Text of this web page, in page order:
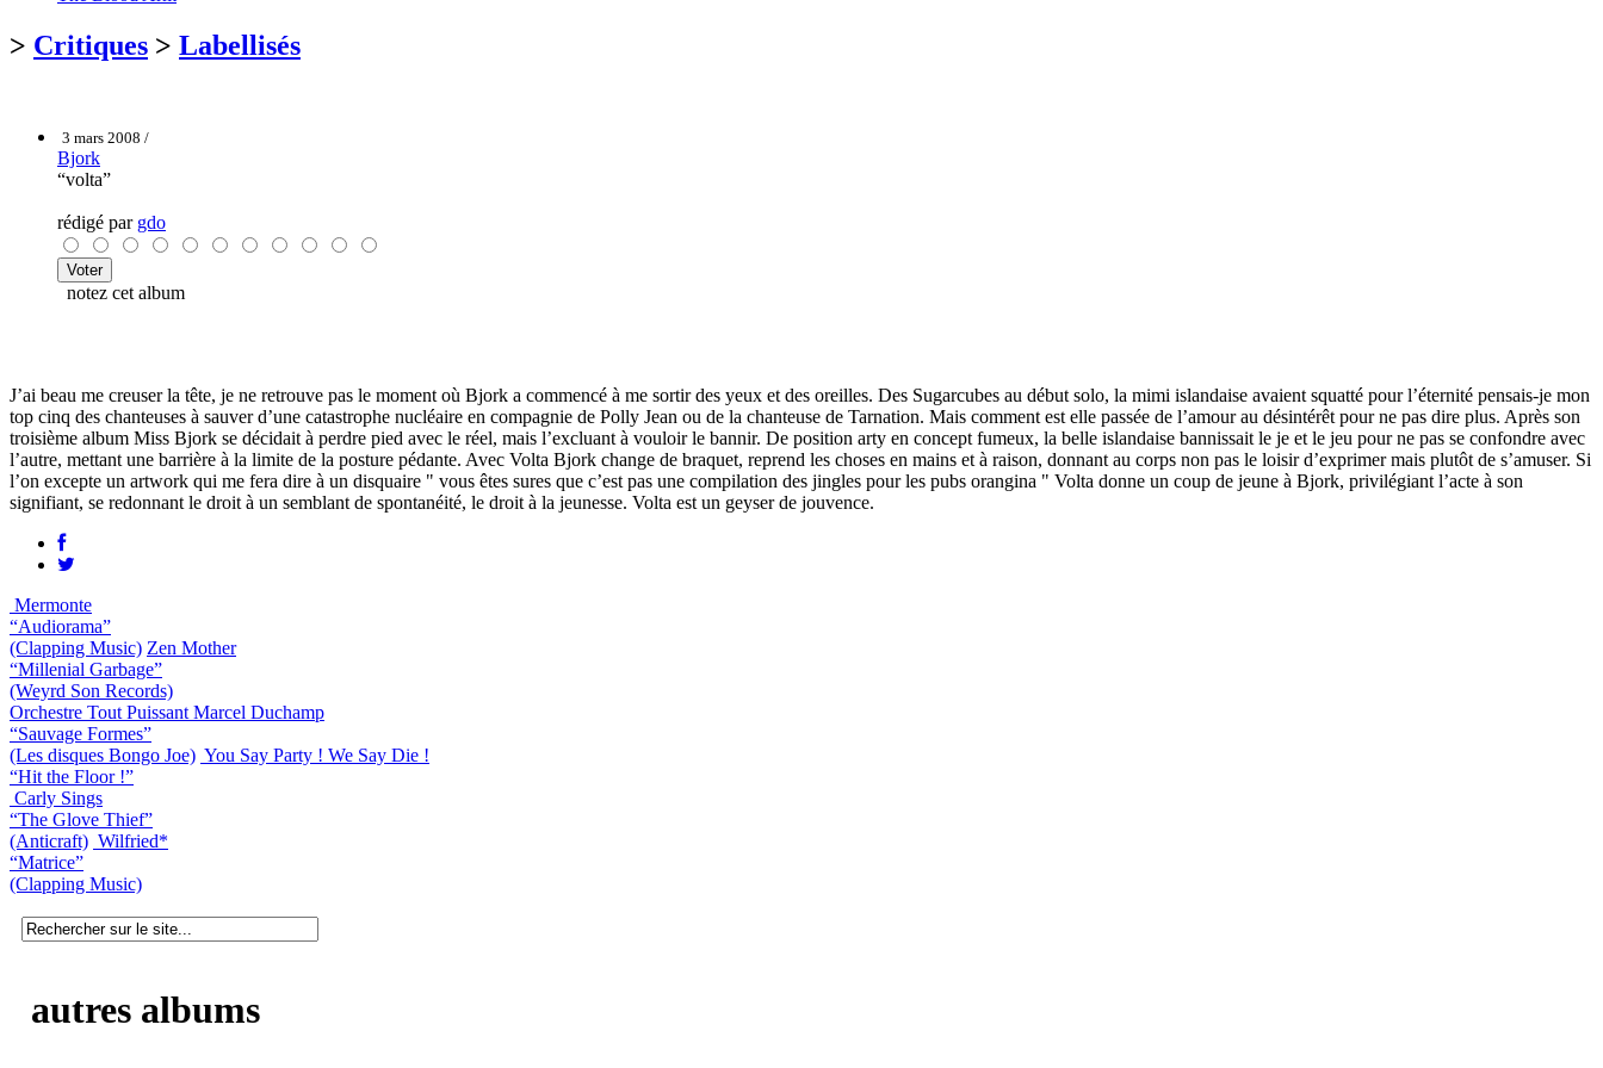
> Critiques > Labellisés
3 mars 2008 /
Bjork
“volta”
rédigé par gdo
notez cet album
J’ai beau me creuser la tête, je ne retrouve pas le moment où Bjork a commencé à me sortir des yeux et des oreilles. Des Sugarcubes au début solo, la mimi islandaise avaient squatté pour l’éternité pensais-je mon
top cinq des chanteuses à sauver d’une catastrophe nucléaire en compagnie de Polly Jean ou de la chanteuse de Tarnation. Mais comment est elle passée de l’amour au désintérêt pour ne pas dire plus. Après son
troisième album Miss Bjork se décidait à perdre pied avec le réel, mais l’excluant à vouloir le bannir. De position arty en concept fumeux, la belle islandaise bannissait le je et le jeu pour ne pas se confondre avec
l’autre, mettant une barrière à la limite de la posture pédante. Avec Volta Bjork change de braquet, reprend les choses en mains et à raison, donnant au corps non pas le loisir d’exprimer mais plutôt de s’amuser. Si
l’on excepte un artwork qui me fera dire à un disquaire " vous êtes sures que c’est pas une compilation des jingles pour les pubs orangina " Volta donne un coup de jeune à Bjork, privilégiant l’acte à son
signifiant, se redonnant le droit à un semblant de spontanéité, le droit à la jeunesse. Volta est un geyser de jouvence.
Mermonte
“Audiorama”
(Clapping Music) Zen Mother
“Millenial Garbage”
(Weyrd Son Records)
Orchestre Tout Puissant Marcel Duchamp
“Sauvage Formes”
(Les disques Bongo Joe) You Say Party ! We Say Die !
“Hit the Floor !”
Carly Sings
“The Glove Thief”
(Anticraft) Wilfried*
“Matrice”
(Clapping Music)
autres albums